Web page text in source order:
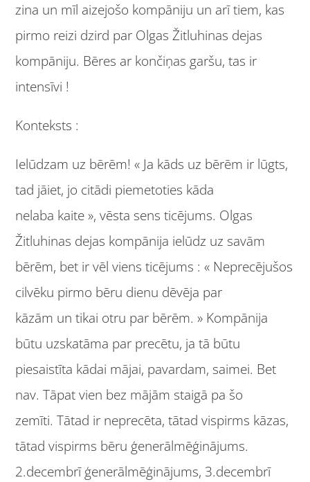
zina un mīl aizejošo kompāniju un arī tiem, kas
pirmo reizi dzird par Olgas Žitluhinas dejas
kompāniju. Bēres ar končiņas garšu, tas ir
intensīvi !
Konteksts :
Ielūdzam uz bērēm! « Ja kāds uz bērēm ir lūgts,
tad jāiet, jo citādi piemetoties kāda
nelaba kaite », vēsta sens ticējums. Olgas
Žitluhinas dejas kompānija ielūdz uz savām
bērēm, bet ir vēl viens ticējums : « Neprecējušos
cilvēku pirmo bēru dienu dēvēja par
kāzām un tikai otru par bērēm. » Kompānija
būtu uzskatāma par precētu, ja tā būtu
piesaistīta kādai mājai, pavardam, saimei. Bet
nav. Tāpat vien bez mājām staigā pa šo
zemīti. Tātad ir neprecēta, tātad vispirms kāzas,
tātad vispirms bēru ģenerālmēģinājums.
2.decembrī ģenerālmēģinājums, 3.decembrī